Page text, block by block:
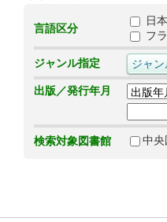
言語区分
日
フ
ジャンル指定
出版／発行年月
検索対象図書館 中央